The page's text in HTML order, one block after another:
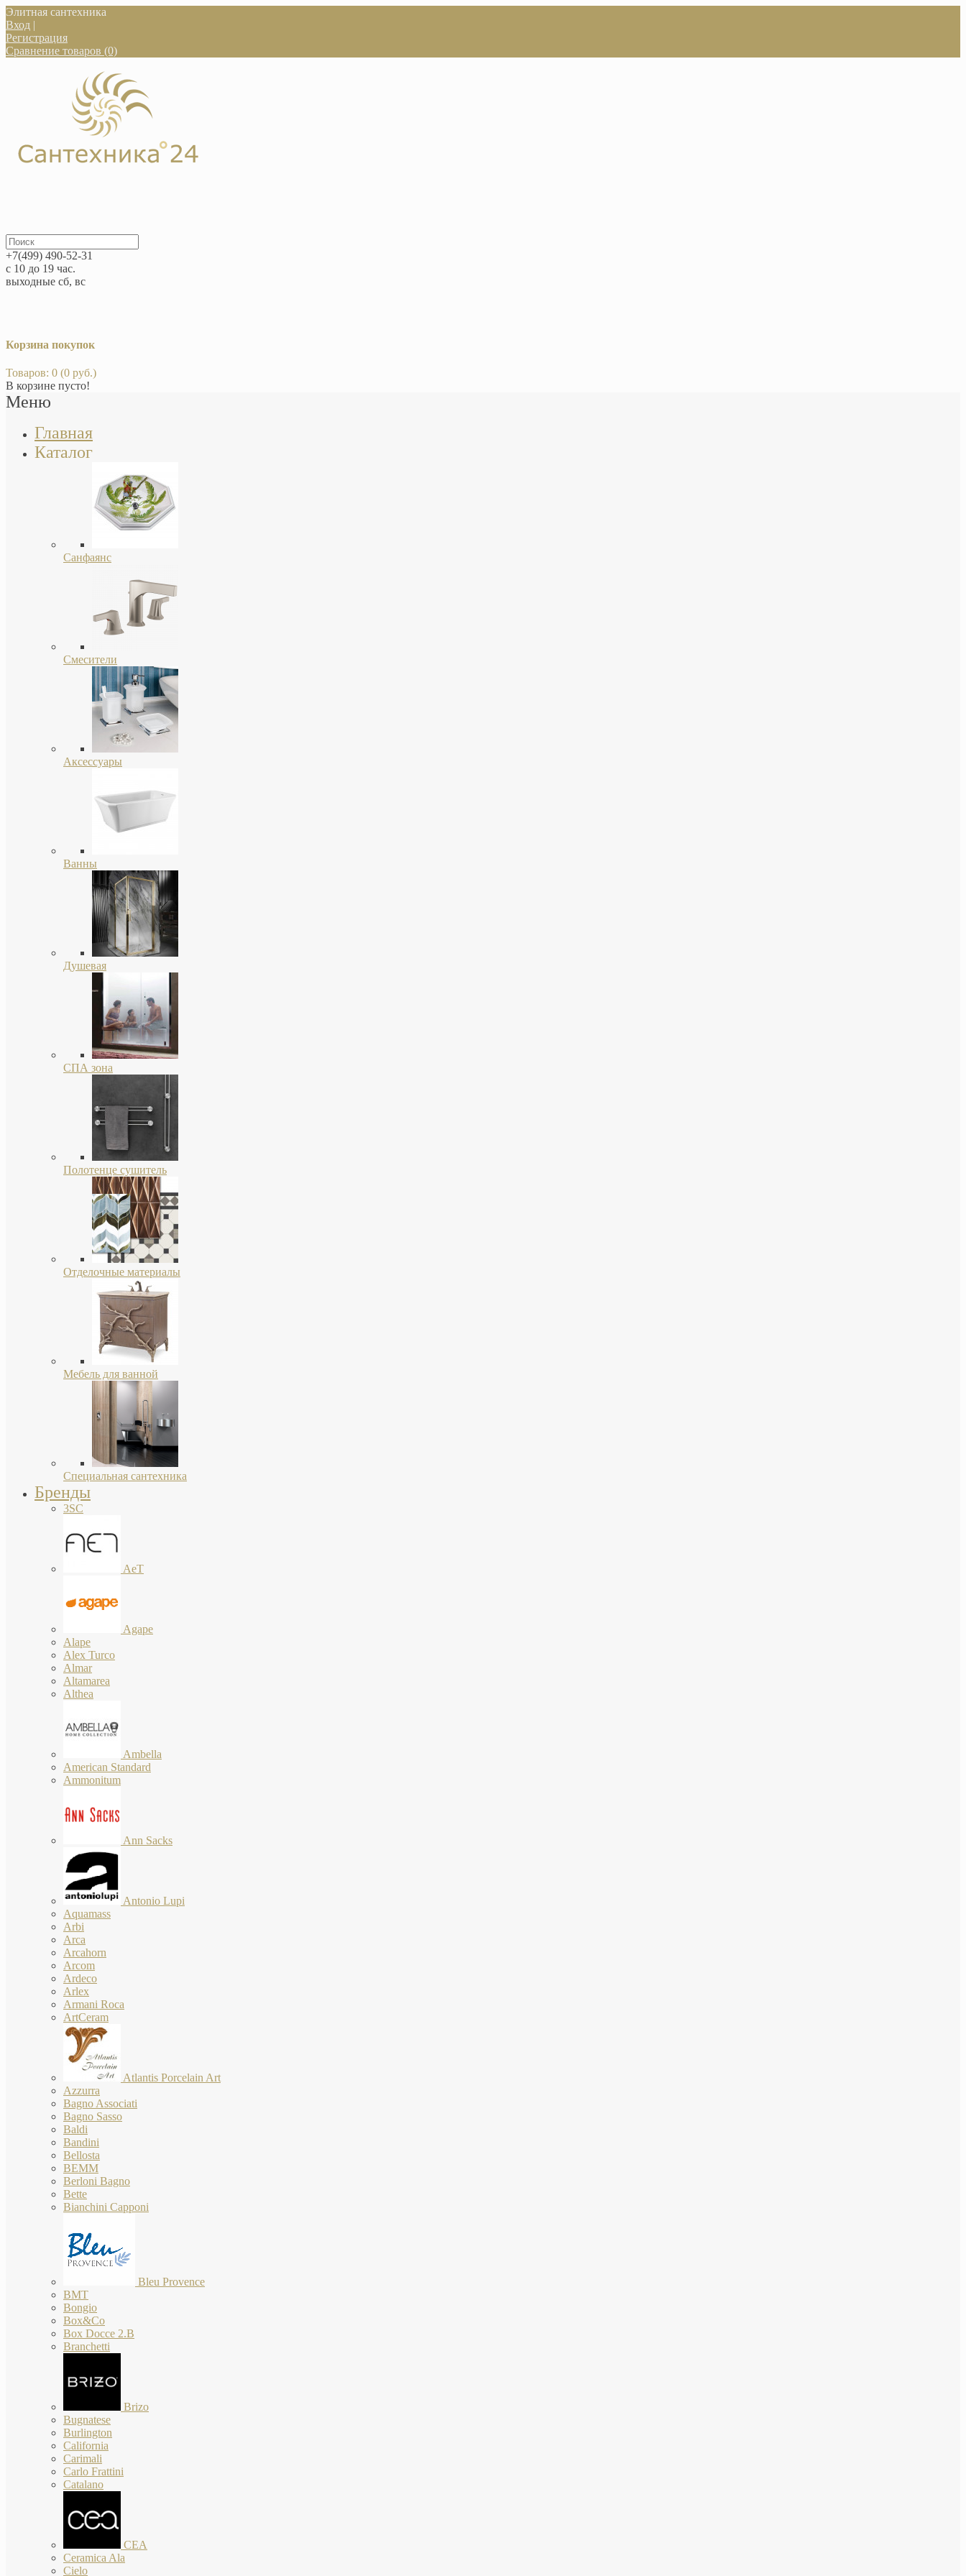
Элитная сантехника
Вход |
Регистрация
Сравнение товаров (0)
+7(499) 490-52-31
с 10 до 19 час.
выходные сб, вс
Корзина покупок
Товаров: 0 (0 руб.)
В корзине пусто!
Меню
Главная
Каталог
Санфаянс
Смесители
Аксессуары
Ванны
Душевая
СПА зона
Полотенце сушитель
Отделочные материалы
Мебель для ванной
Специальная сантехника
Бренды
3SC
AeT
Agape
Alape
Alex Turco
Almar
Altamarea
Althea
Ambella
American Standard
Ammonitum
Ann Sacks
Antonio Lupi
Aquamass
Arbi
Arca
Arcahorn
Arcom
Ardeco
Arlex
Armani Roca
ArtCeram
Atlantis Porcelain Art
Azzurra
Bagno Associati
Bagno Sasso
Baldi
Bandini
Bellosta
BEMM
Berloni Bagno
Bette
Bianchini Capponi
Bleu Provence
BMT
Bongio
Box&Co
Box Docce 2.B
Branchetti
Brizo
Bugnatese
Burlington
California
Carimali
Carlo Frattini
Catalano
CEA
Ceramica Ala
Cielo